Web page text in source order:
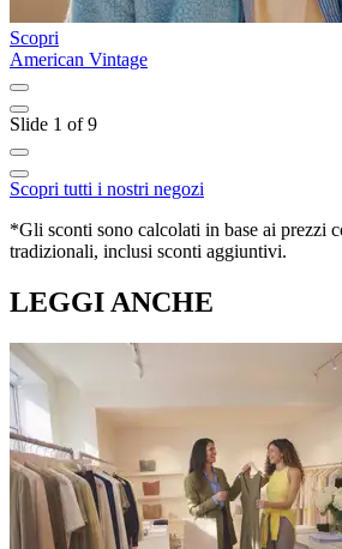
Scopri
American Vintage
Slide 1 of 9
Scopri tutti i nostri negozi
*Gli sconti sono calcolati in base ai prezzi
tradizionali, inclusi sconti aggiuntivi.
LEGGI ANCHE